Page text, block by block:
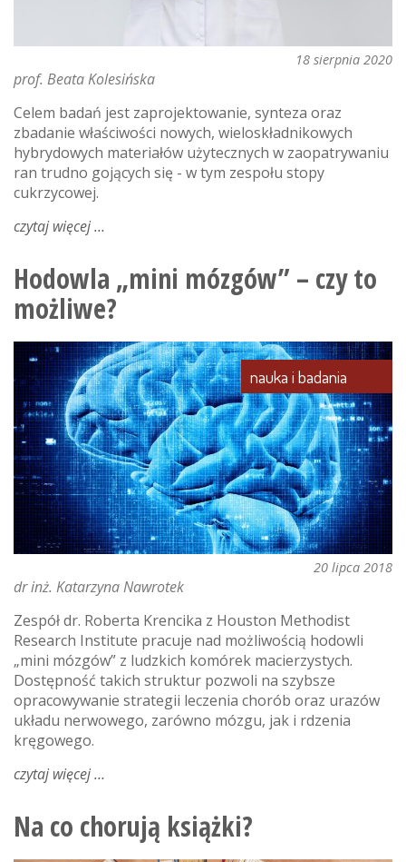
18 sierpnia 2020
prof. Beata Kolesińska
Celem badań jest zaprojektowanie, synteza oraz
zbadanie właściwości nowych, wieloskładnikowych
hybrydowych materiałów użytecznych w zaopatrywaniu
ran trudno gojących się - w tym zespołu stopy
cukrzycowej.
czytaj więcejo
opatrunki
na
ratunek
chorym
Hodowla „mini mózgów” – czy to
możliwe?
nauka i badania
20 lipca 2018
dr inż. Katarzyna Nawrotek
Zespół dr. Roberta Krencika z Houston Methodist
Research Institute pracuje nad możliwością hodowli
„mini mózgów” z ludzkich komórek macierzystych.
Dostępność takich struktur pozwoli na szybsze
opracowywanie strategii leczenia chorób oraz urazów
układu nerwowego, zarówno mózgu, jak i rdzenia
kręgowego.
czytaj więcejo
„mini
mózgów”
Na co chorują książki?